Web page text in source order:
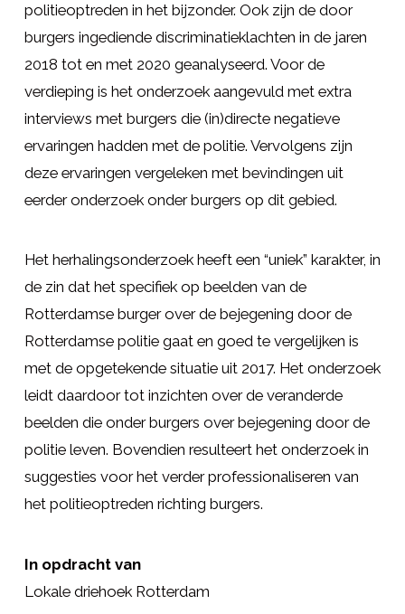
politieoptreden in het bijzonder. Ook zijn de door
burgers ingediende discriminatieklachten in de jaren
2018 tot en met 2020 geanalyseerd. Voor de
verdieping is het onderzoek aangevuld met extra
interviews met burgers die (in)directe negatieve
ervaringen hadden met de politie. Vervolgens zijn
deze ervaringen vergeleken met bevindingen uit
eerder onderzoek onder burgers op dit gebied.
Het herhalingsonderzoek heeft een “uniek” karakter, in
de zin dat het specifiek op beelden van de
Rotterdamse burger over de bejegening door de
Rotterdamse politie gaat en goed te vergelijken is
met de opgetekende situatie uit 2017. Het onderzoek
leidt daardoor tot inzichten over de veranderde
beelden die onder burgers over bejegening door de
politie leven. Bovendien resulteert het onderzoek in
suggesties voor het verder professionaliseren van
het politieoptreden richting burgers.
In opdracht van
Lokale driehoek Rotterdam